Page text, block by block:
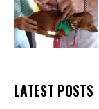
LATEST POSTS